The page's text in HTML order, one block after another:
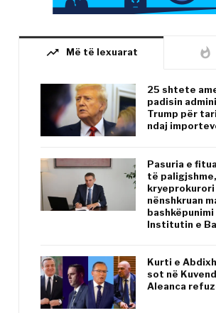
trending_up Më të lexuarat whatshot
25 shtete
padisin
Trump për
ndaj
Pasuria e
të paligjshme,
nënshkruan
bashkëpunimi
Institutin e
Kurti e
sot në
Aleanca